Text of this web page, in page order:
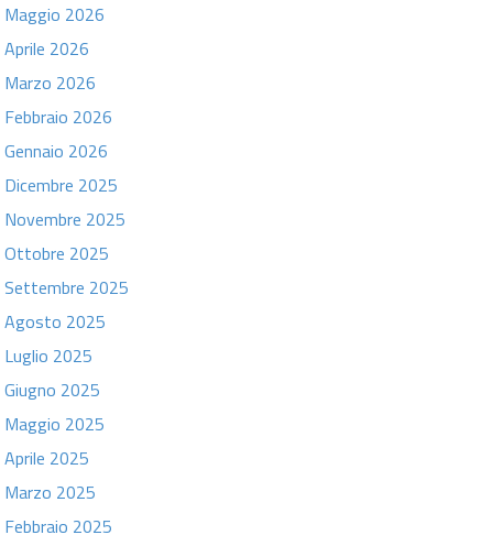
Maggio 2026
Aprile 2026
Marzo 2026
Febbraio 2026
Gennaio 2026
Dicembre 2025
Novembre 2025
Ottobre 2025
Settembre 2025
Agosto 2025
Luglio 2025
Giugno 2025
Maggio 2025
Aprile 2025
Marzo 2025
Febbraio 2025